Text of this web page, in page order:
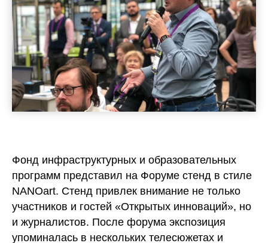
Фонд инфраструктурных и образовательных
программ представил на Форуме стенд в стиле
NANOart. Стенд привлек внимание не только
участников и гостей «Открытых инноваций», но
и журналистов. После форума экспозиция
упоминалась в нескольких телесюжетах и